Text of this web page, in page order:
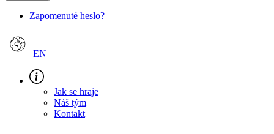
Zapomenuté heslo?
EN
Jak se hraje
Náš tým
Kontakt